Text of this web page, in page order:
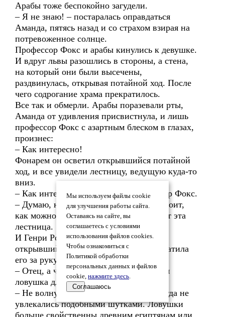
Арабы тоже беспокойно загудели.
– Я не знаю! – постаралась оправдаться
Аманда, пятясь назад и со страхом взирая на
потревоженное солнце.
Профессор Фокс и арабы кинулись к девушке.
И вдруг львы разошлись в стороны, а стена,
на который они были высечены,
раздвинулась, открывая потайной ход. После
чего содрогание храма прекратилось.
Все так и обмерли. Арабы поразевали рты,
Аманда от удивления присвистнула, и лишь
профессор Фокс с азартным блеском в глазах,
произнес:
– Как интересно!
Фонарем он осветил открывшийся потайной
ход, и все увидели лестницу, ведущую куда-то
вниз.
– Как интересно! – повторил профессор Фокс.
– Думаю, не стоит терять времени, а стоит,
как можно скорее, выяснить, куда ведет эта
лестница.
И Генри Рой уже было двинулся в
открывшийся проем, когда Аманда схватила
его за руку.
– Отец, а что если это какая-то древняя
ловушка для расхитителей?!
– Не волнуйся, лисенок, шумеры никогда не
увлекались подобными шутками. Ловушки
больше свойственны древним египтянам или
Мы используем файлы cookie
для улучшения работы сайта.
Оставаясь на сайте, вы
соглашаетесь с условиями
использования файлов cookies.
Чтобы ознакомиться с
Политикой обработки
персональных данных и файлов
cookie, нажмите здесь.
Соглашаюсь